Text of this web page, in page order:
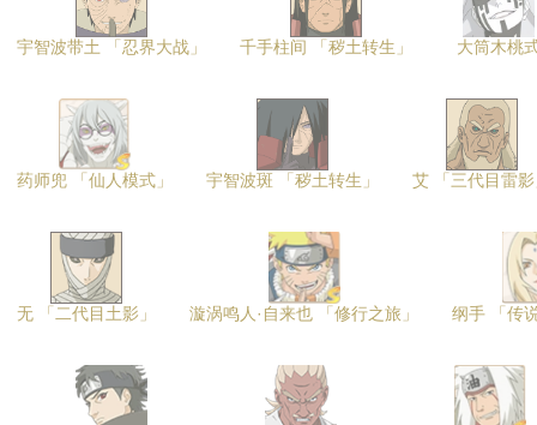
宇智波带土 「忍界大战」 千手柱间 「秽土转生」 大筒木桃
药师兜 「仙人模式」 宇智波斑 「秽土转生」 艾 「三代目雷
无 「二代目土影」 漩涡鸣人·自来也 「修行之旅」 纲手 「传